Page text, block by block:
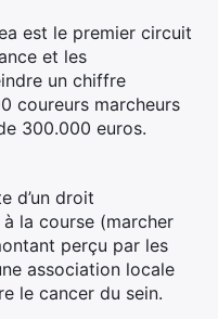
est le premier circuit
et les
un chiffre
coureurs marcheurs
300.000 euros.
d’un droit
la course (marcher
perçu par les
association locale
le cancer du sein.